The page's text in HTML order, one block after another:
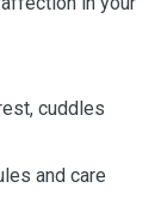
cuddles